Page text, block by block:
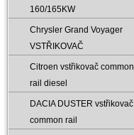
160/165KW
Chrysler Grand Voyager
VSTŘIKOVAČ
Citroen vstřikovač common
rail diesel
DACIA DUSTER vstřikovač
common rail